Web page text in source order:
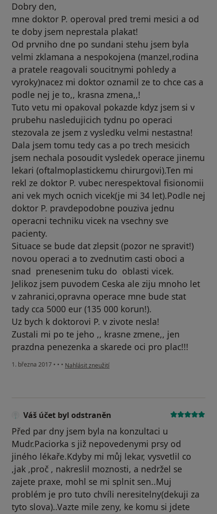
Dobry den,
mne doktor P. operoval pred tremi mesici a od
te doby jsem neprestala plakat!
Od prvniho dne po sundani stehu jsem byla
velmi zklamana a nespokojena (manzel,rodina
a pratele reagovali soucitnymi pohledy a
vyroky)nacez mi doktor oznamil ze to chce cas a
podle nej je to,, krasna zmena,,!
Tuto vetu mi opakoval pokazde kdyz jsem si v
prubehu nasledujicich tydnu po operaci
stezovala ze jsem z vysledku velmi nestastna!
Dala jsem tomu tedy cas a po trech mesicich
jsem nechala posoudit vysledek operace jinemu
lekari (oftalmoplastickemu chirurgovi).Ten mi
rekl ze doktor P. vubec nerespektoval fisionomii
ani vek mych ocnich vicek(je mi 34 let).Podle nej
doktor P. pravdepodobne pouziva jednu
operacni techniku vicek na vsechny sve
pacienty.
Situace se bude dat zlepsit (pozor ne spravit!)
novou operaci a to zvednutim casti oboci a
snad prenesenim tuku do oblasti vicek.
Jelikoz jsem puvodem Ceska ale ziju mnoho let
v zahranici,opravna operace mne bude stat
tady cca 5000 eur (135 000 korun!).
Uz bych k doktorovi P. v zivote nesla!
Zustali mi po te jeho ,, krasne zmene,, jen
prazdna penezenka a skarede oci pro plac!!!
1. března 2017 • • • podle názoru uživatele Váš účet byl odstraněn
Nahlásit zneužití
Váš účet byl odstraněn
Před par dny jsem byla na konzultaci u
Mudr.Paciorka s již nepovedenymi prsy od
jiného lékaře.Kdyby mi můj lekar, vysvetlil co
,jak ,proč , nakreslil moznosti, a nedržel se
zajete praxe, mohl se mi splnit sen..Muj
problém je pro tuto chvíli neresitelny(dekuji za
tyto slova)..Vazte mile zeny, ke komu si jdete